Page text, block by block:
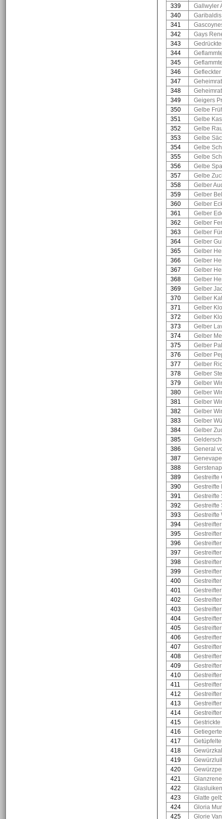
339
Gallwyler
340
341
342
Gays
343
344
345
346
347
348
349
Geigers
350
Gelbe
351
Gelbe
352
Gelbe
353
Gelbe
354
Gelbe
355
Gelbe
356
Gelbe
357
Gelbe
358
Gelber
359
Gelber
360
Gelber
361
Gelber
362
Gelber
363
Gelber
364
Gelber
365
Gelber
366
Gelber
367
Gelber
368
Gelber
369
Gelber
370
Gelber
371
Gelber
372
Gelber
373
Gelber
374
Gelber
375
Gelber
376
Gelber
377
Gelber
378
Gelber
379
Gelber
380
Gelber
381
Gelber
382
Gelber
383
Gelber
384
Gelber
385
386
General
387
388
389
Gestreifte
390
Gestreifte
391
Gestreifte
392
Gestreifte
393
Gestreifte
394
395
396
397
398
399
400
401
402
403
404
405
406
407
408
409
410
411
412
413
414
415
416
417
418
419
420
421
422
Glasluiken
423
Glatte
424
Gloria
425
Glorie